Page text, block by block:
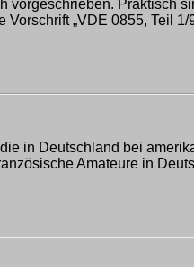
vorgeschrieben. Praktisch
„VDE 0855, Teil
in Deutschland bei
Amateure in